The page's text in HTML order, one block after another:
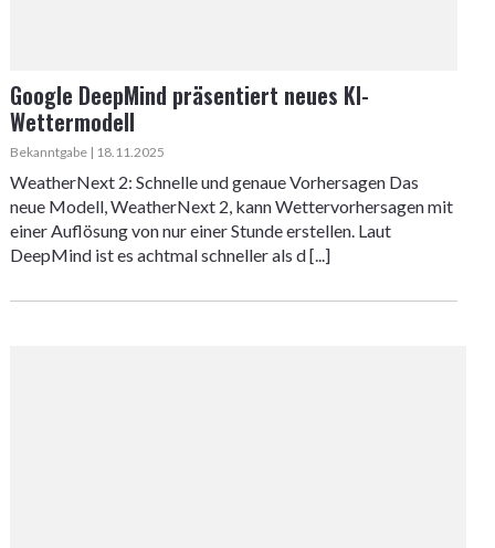
Google DeepMind präsentiert neues KI-
Wettermodell
Bekanntgabe | 18.11.2025
WeatherNext 2: Schnelle und genaue Vorhersagen Das
neue Modell, WeatherNext 2, kann Wettervorhersagen mit
einer Auflösung von nur einer Stunde erstellen. Laut
DeepMind ist es achtmal schneller als d [...]